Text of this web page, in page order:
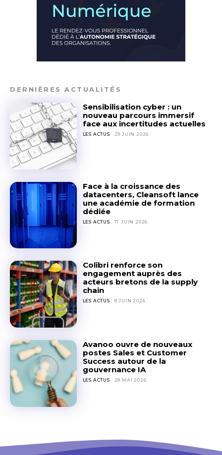
DERNIÈRES ACTUALITÉS
Sensibilisation cyber : un
nouveau parcours immersif
face aux incertitudes actuelles
LES ACTUS 29 JUIN 2026
Face à la croissance des
datacenters, Cleansoft lance
une académie de formation
dédiée
LES ACTUS 17 JUIN 2026
Colibri renforce son
engagement auprès des
acteurs bretons de la supply
chain
LES ACTUS 8 JUIN 2026
Avanoo ouvre de nouveaux
postes Sales et Customer
Success autour de la
gouvernance IA
LES ACTUS 28 MAI 2026